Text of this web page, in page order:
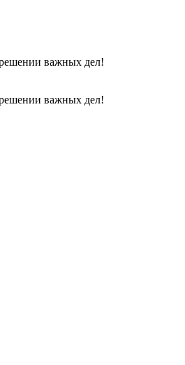
важных дел!
важных дел!